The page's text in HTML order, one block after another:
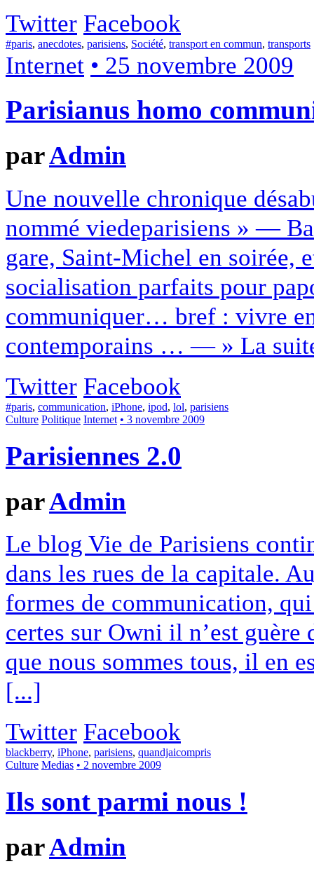
Twitter Facebook
#paris, anecdotes, parisiens, Société, transport en commun, transports
Internet • 25 novembre 2009
Parisianus homo
parAdmin
Une nouvelle chronique
nommé viedeparisiens » —
gare, Saint-Michel en soirée,
socialisation parfaits pour
communiquer… bref : vivre
contemporains … — » La
Twitter Facebook
#paris, communication, iPhone, ipod, lol, parisiens
Culture Politique Internet • 3 novembre 2009
Parisiennes 2.0
parAdmin
Le blog Vie de Parisiens
dans les rues de la capitale.
formes de communication,
certes sur Owni il n’est
que nous sommes tous, il en
[...]
Twitter Facebook
blackberry, iPhone, parisiens, quandjaicompris
Culture Medias • 2 novembre 2009
Ils sont parmi nous !
parAdmin